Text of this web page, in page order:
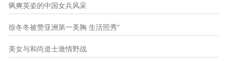
飒爽英姿的中国女兵风采
徐冬冬被赞亚洲第一美胸 生活照秀“
美女与和尚道士激情野战